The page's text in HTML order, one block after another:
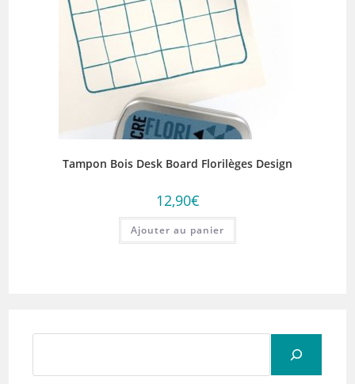
Tampon Bois Desk Board Florilèges Design
12,90€
Ajouter au panier